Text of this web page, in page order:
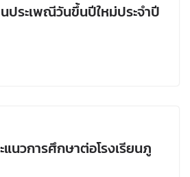
ประเพณีวันขึ้นปีใหม่ประจำปี
นวการศึกษาต่อโรงเรียนภู